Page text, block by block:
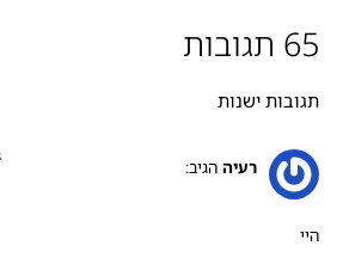
65 תגובות
תגובות ישנות
רעיה הגיב:
3
היי